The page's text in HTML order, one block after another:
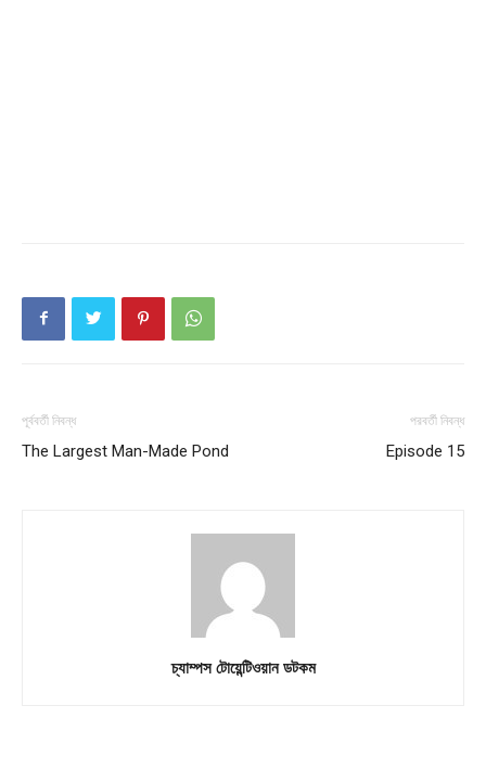
পূর্ববর্তী নিবন্ধ
The Largest Man-Made Pond
পরবর্তী নিবন্ধ
Episode 15
চ্যাম্পস টোয়েন্টিওয়ান ডটকম